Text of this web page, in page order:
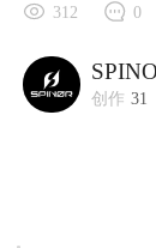
312 0
创作 31